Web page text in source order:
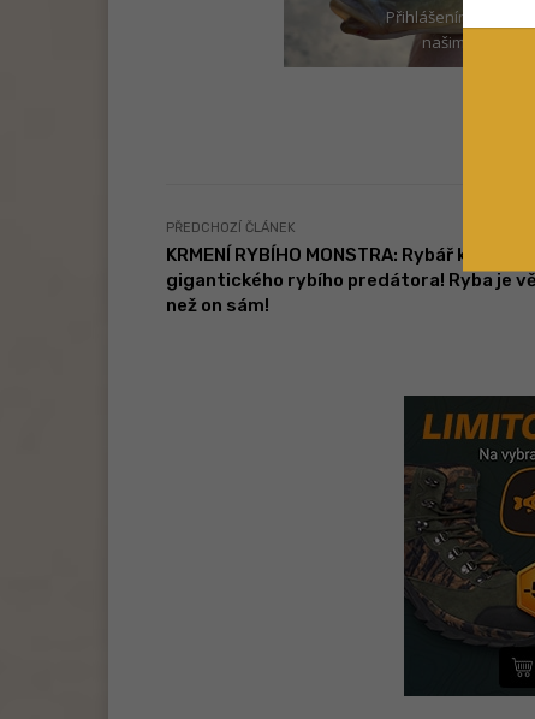
Přihlášením k
našimi
PŘEDCHOZÍ ČLÁNEK
KRMENÍ RYBÍHO MONSTRA: Rybář krmí z
gigantického rybího predátora! Ryba je
než on sám!